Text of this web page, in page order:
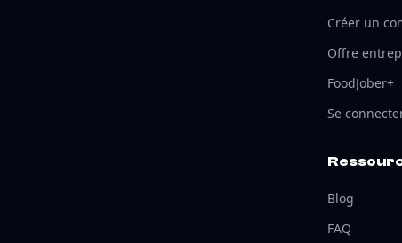
Créer un
Offre
FoodJober+
Se
Blog
FAQ